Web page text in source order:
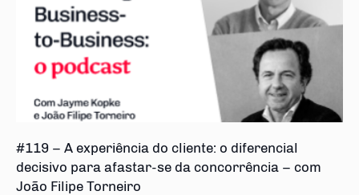
#119 – A experiência do cliente: o diferencial
decisivo para afastar-se da concorrência – com
João Filipe Torneiro